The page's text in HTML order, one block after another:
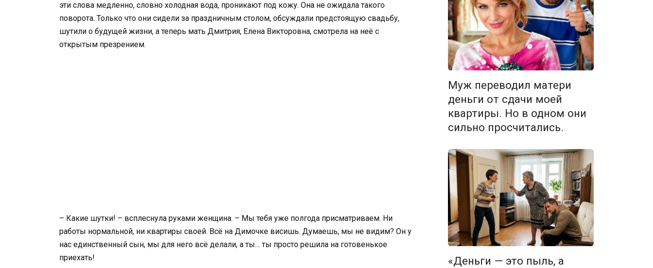
эти слова медленно, словно холодная вода, проникают под кожу. Она не ожидала такого
поворота. Только что они сидели за праздничным столом, обсуждали предстоящую свадьбу,
шутили о будущей жизни, а теперь мать Дмитрия, Елена Викторовна, смотрела на неё с
открытым презрением.
– Какие шутки! – всплеснула руками женщина. – Мы тебя уже полгода присматриваем. Ни
работы нормальной, ни квартиры своей. Всё на Димочке висишь. Думаешь, мы не видим? Он у
нас единственный сын, мы для него всё делали, а ты… ты просто решила на готовенькое
приехать!
Муж переводил матери
деньги от сдачи моей
квартиры. Но в одном они
сильно просчитались.
«Деньги — это пыль, а